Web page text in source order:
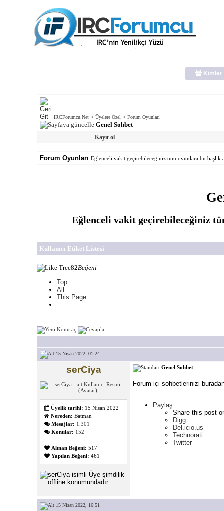
Kimler
IRCForumcu.Net > Üyelere Özel > Forum Oyunları
Genel Sohbet
Kayıt ol
Forum Oyunları Eğlenceli vakit geçirebileceğiniz tüm oyunlara bu başlık
Eğlenceli vakit geçirebileceğiniz
Kullanıcı Etiket Listesi
82Beğeni
Top
All
This Page
15 Nisan 2022, 01:24
serCiya
Üyelik tarihi: 15 Nisan 2022
Nereden: Batman
Mesajlar: 1.301
Konular: 152
Alınan Beğeni: 517
Yapılan Beğeni: 461
Genel Sohbet
Forum içi sohbetlerinizi
Paylaş
Share this post
Digg
Del.icio.us
Technorati
Twitter
15 Nisan 2022, 16:51